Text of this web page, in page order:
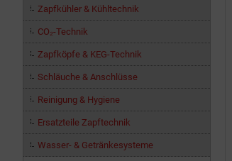
Zapfkühler & Kühltechnik
CO₂-Technik
Zapfköpfe & KEG-Technik
Schläuche & Anschlüsse
Reinigung & Hygiene
Ersatzteile Zapftechnik
Wasser- & Getränkesysteme